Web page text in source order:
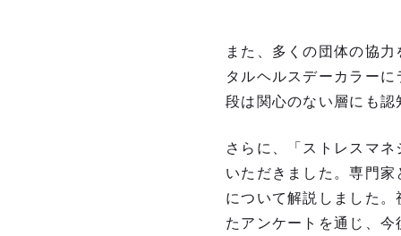
また、多くの団体の協
タルヘルスデーカラー
段は関心のない層にも
さらに、「ストレスマ
いただきました。専門
について解説しました
たアンケートを通じ、